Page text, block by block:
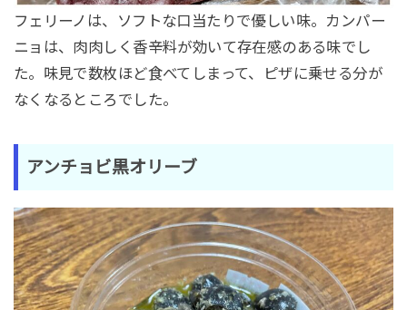
フェリーノは、ソフトな口当たりで優しい味。カンパー
ニョは、肉肉しく香辛料が効いて存在感のある味でし
た。味見で数枚ほど食べてしまって、ピザに乗せる分が
なくなるところでした。
アンチョビ黒オリーブ